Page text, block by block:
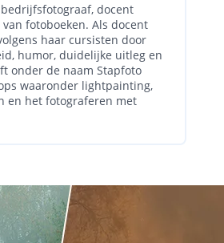
docent
fotoboeken. Als docent
haar cursisten door
humor, duidelijke uitleg en
onder de naam Stapfoto
waaronder lightpainting,
en het fotograferen met